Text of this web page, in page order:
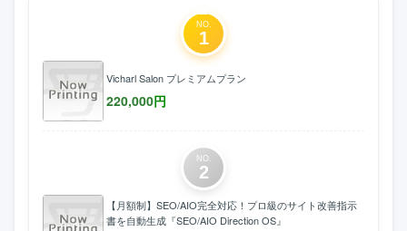
NO.
1
Vicharl Salon プレミアムプラン
220,000円
NO.
2
【月額制】SEO/AIO完全対応！プロ級のサイト改善指示
書を自動生成『SEO/AIO Direction OS』